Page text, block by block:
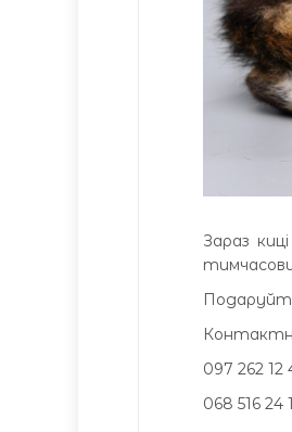
Зараз
097 262 12
068 516 24